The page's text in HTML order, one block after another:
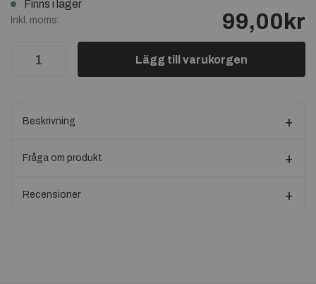
Finns i lager
Inkl. moms: 99,00kr
Lägg till varukorgen
Beskrivning
Fråga om produkt
Recensioner